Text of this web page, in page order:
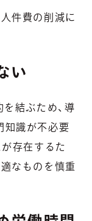
件費の削減に
い
結ぶため、導
知識が不必要
存在するた
なものを慎重